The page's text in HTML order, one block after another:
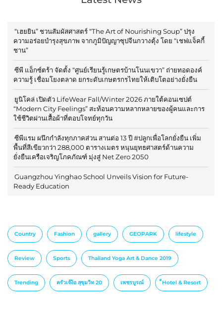
“เฮยยิน” ชวนสัมผัสศาสตร์ “The Art of Nourishing Soup” ปรุง
ความอร่อยบำรุงสุขภาพ จากภูมิปัญญาซุปจีนกวางตุ้ง โดย “เชฟแจ็คกี้
ชาน”
ซีพี แอ็กซ์ตร้า จัดตั้ง “ศูนย์เรียนรู้เกษตรบ้านโนนเขวา” ถ่ายทอดองค์
ความรู้ เชื่อมโยงตลาด ยกระดับเกษตรกรไทยให้เติบโตอย่างยั่งยืน
ยูนิโคล่ เปิดตัว LifeWear Fall/Winter 2026 ภายใต้คอนเซปต์
“Modern City Feelings” สะท้อนความหลากหลายของผู้คนและการ
ใช้ชีวิตผ่านเสื้อผ้าที่ตอบโจทย์ทุกวัน
ซีพีแรม ผนึกกำลังทุกภาคส่วน สานต่อ 13 ปี #ปลูกเพื่อโลกยั่งยืน เพิ่ม
พื้นที่สีเขียวกว่า 288,000 ตารางเมตร หนุนยุทธศาสตร์ด้านความ
ยั่งยืนเครือเจริญโภคภัณฑ์ มุ่งสู่ Net Zero 2050
Guangzhou Yinghao School Unveils Vision for Future-
Ready Education
Country Fashion gallery GEOPARK lifestyle
Review Sports Thailand Yoga Art & Dance 2019
Trending ครัวเจ๊ง้อ สุขุมวิท 20 เพชรบูรณ์ ็Hotel & Resort